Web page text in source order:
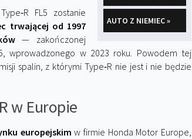
AUTO Z NIEMIEC »
FL5 zostanie
trwającej od 1997
— zakończonej
wprowadzonego w 2023 roku. Powodem tej
spalin, z którymi Type‑R nie jest i nie będzie
w Europie
europejskim w firmie Honda Motor Europe,